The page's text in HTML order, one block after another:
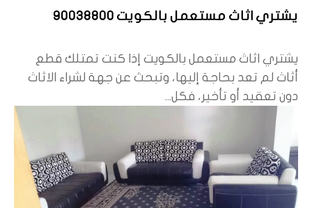
يشتري اثاث مستعمل بالكويت 90038800
يشتري اثاث مستعمل بالكويت إذا كنت تمتلك قطع
أثاث لم تعد بحاجة إليها، وتبحث عن جهة لشراء الاثاث
دون تعقيد أو تأخير، فكل...